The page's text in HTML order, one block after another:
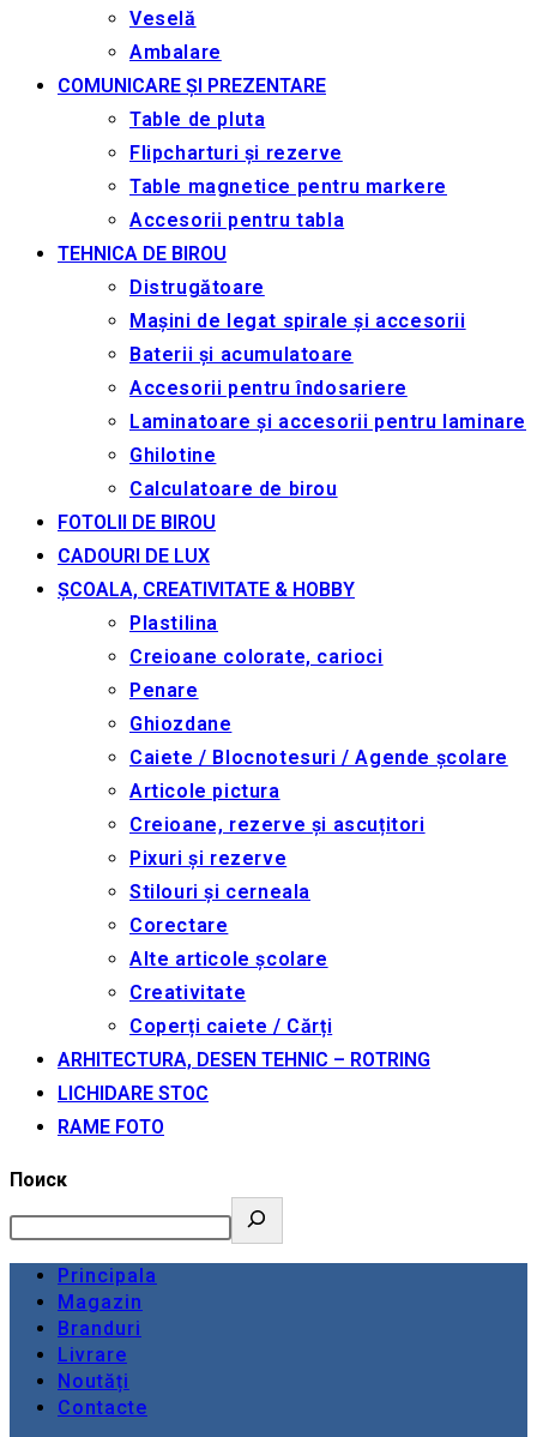
Veselă
Ambalare
COMUNICARE ȘI PREZENTARE
Table de pluta
Flipcharturi și rezerve
Table magnetice pentru markere
Accesorii pentru tabla
TEHNICA DE BIROU
Distrugătoare
Mașini de legat spirale și accesorii
Baterii și acumulatoare
Accesorii pentru îndosariere
Laminatoare și accesorii pentru laminare
Ghilotine
Calculatoare de birou
FOTOLII DE BIROU
CADOURI DE LUX
ȘCOALA, CREATIVITATE & HOBBY
Plastilina
Creioane colorate, carioci
Penare
Ghiozdane
Caiete / Blocnotesuri / Agende școlare
Articole pictura
Creioane, rezerve și ascuțitori
Pixuri și rezerve
Stilouri și cerneala
Corectare
Alte articole școlare
Creativitate
Coperți caiete / Cărți
ARHITECTURA, DESEN TEHNIC – ROTRING
LICHIDARE STOC
RAME FOTO
Поиск
Principala
Magazin
Branduri
Livrare
Noutăți
Contacte